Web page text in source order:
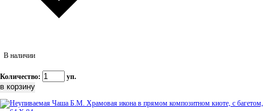
В наличии
Количество: уп.